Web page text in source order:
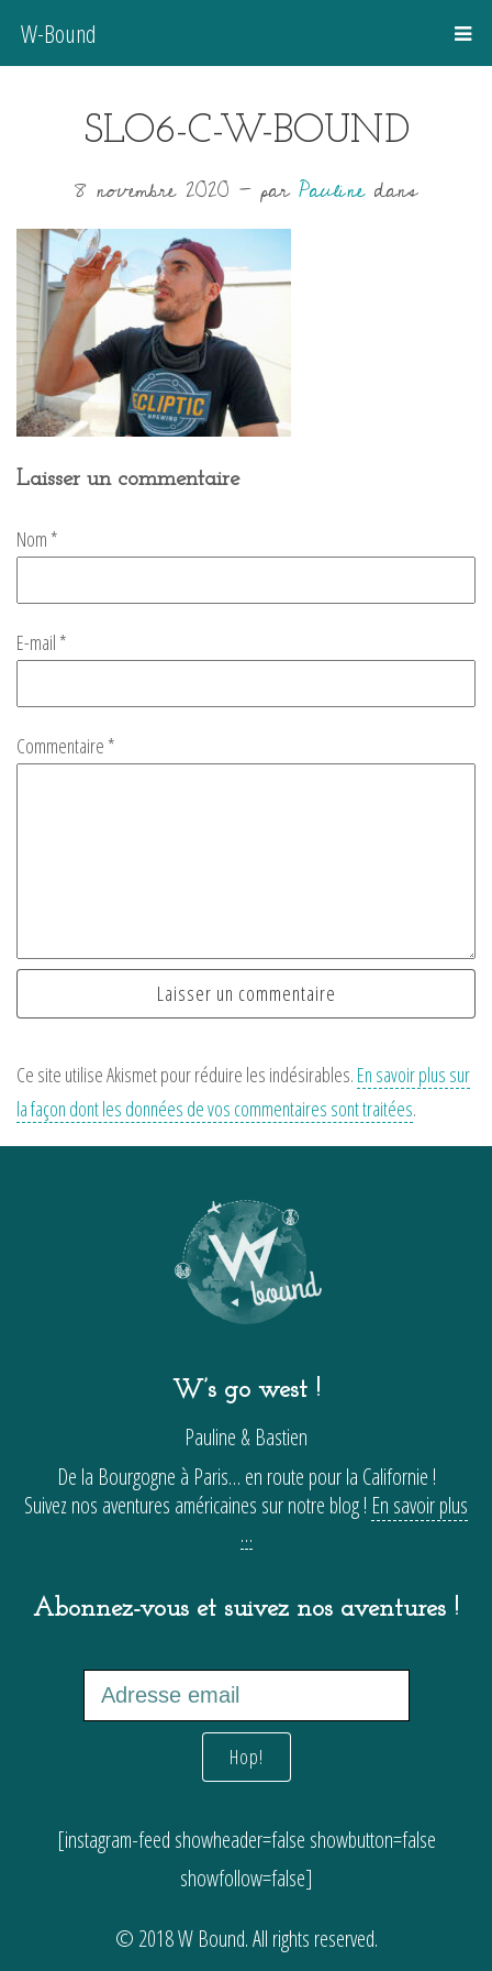
W-Bound
SLO6-C-W-BOUND
8 novembre 2020 -parPaulinedans
Laisser un commentaire
Commentaire *
Nom *
E-mail *
Ce site utilise Akismet pour réduire les indésirables. En savoir plus sur
la façon dont les données de vos commentaires sont traitées.
W’s go west !
Pauline & Bastien
De la Bourgogne à Paris… en route pour la Californie !
Suivez nos aventures américaines sur notre blog ! En savoir plus
…
Abonnez-vous et suivez nos aventures !
[instagram-feed showheader=false showbutton=false
showfollow=false]
© 2018 W Bound. All rights reserved.